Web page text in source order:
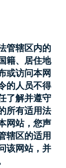
管辖区内的
籍、居住地
或访问本网
的人员不得
了解并遵守
所有适用法
网站，您声
辖区的适用
该网站，并